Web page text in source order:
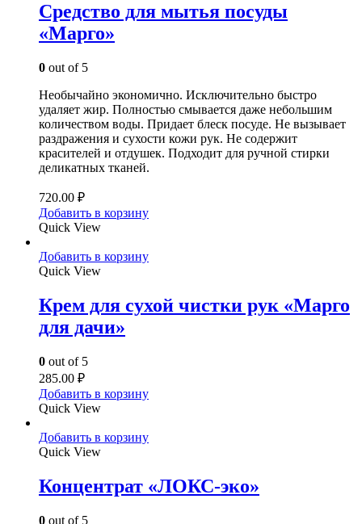
Средство для мытья посуды
«Марго»
0 out of 5
Необычайно экономично. Исключительно быстро
удаляет жир. Полностью смывается даже небольшим
количеством воды. Придает блеск посуде. Не вызывает
раздражения и сухости кожи рук. Не содержит
красителей и отдушек. Подходит для ручной стирки
деликатных тканей.
720.00 ₽
Добавить в корзину
Quick View
Добавить в корзину
Quick View
Крем для сухой чистки рук «Марго
для дачи»
0 out of 5
285.00 ₽
Добавить в корзину
Quick View
Добавить в корзину
Quick View
Концентрат «ЛОКС-эко»
0 out of 5